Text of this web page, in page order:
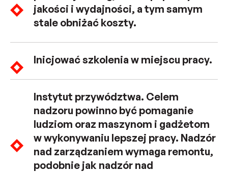
jakości i wydajności, a tym samym
stale obniżać koszty.
Inicjować szkolenia w miejscu pracy.
Instytut przywództwa. Celem
nadzoru powinno być pomaganie
ludziom oraz maszynom i gadżetom
w wykonywaniu lepszej pracy. Nadzór
nad zarządzaniem wymaga remontu,
podobnie jak nadzór nad